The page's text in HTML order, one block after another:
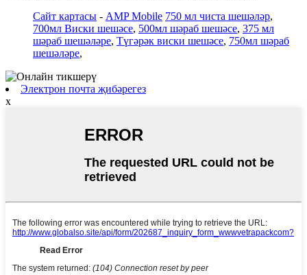
Сайт картасы - AMP Mobile 750 мл чиста шешәләр,
700мл Виски шешәсе, 500мл шәраб шешәсе, 375 мл
шәраб шешәләре, Түгәрәк виски шешәсе, 750мл шәраб
шешәләре,
Электрон почта җибәрегез
x